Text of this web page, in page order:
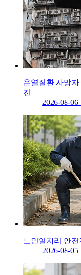
온열질환 사망자
진
2026-08-06
노인일자리 안전
2026-08-05